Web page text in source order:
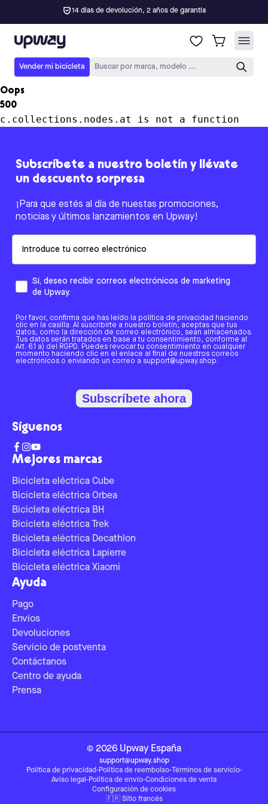
14 días de devolución, 2 años de garantía
Upway
Vender mi bicicleta Buscar por marca, modelo ...
Oops
500
c.collections.nodes.at is not a function
Mejores marcas
Bicicleta eléctrica Cube
Bicicleta eléctrica Orbea
Bicicleta eléctrica BH
Bicicleta eléctrica Trek
Bicicleta eléctrica Decathlon
Bicicleta eléctrica Lapierre
Bicicleta eléctrica Xiaomi
Ayuda
Pago
Envíos
Devoluciones
Servicio de postventa
Contáctanos
Centro de ayuda
Prensa
Subscríbete a nuestro boletín y llévate
un descuento sorpresa
¡Para que estés al día de nuestas promociones,
noticias y últimos lanzamientos en Upway!
Sí, deseo recibir correos electrónicos de marketing
de Upway.
Por favor, confirma que has leído la política de privacidad haciendo
clic en la casilla. Al suscribirte a nuestro boletín, aceptas que tus
datos, como la dirección de correo electrónico, sean almacenados.
Tus datos serán tratados en base a tu consentimiento, conforme al
Art. 6.1 a) del RGPD. Puedes revocar tu consentimiento en cualquier
momento haciendo clic en el enlace al final de nuestros correos
electrónicos o enviando un correo a support@upway.shop.
Subscríbete ahora
Síguenos
© 2026 Upway España
support@upway.shop
Política de privacidad-Política de reembolso-Términos de servicio-
Aviso legal -Política de envío-Condiciones de venta
Configuración de cookies
🇫🇷 Sitio francés